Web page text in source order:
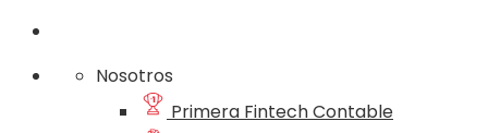
Nosotros
Primera Fintech Contable